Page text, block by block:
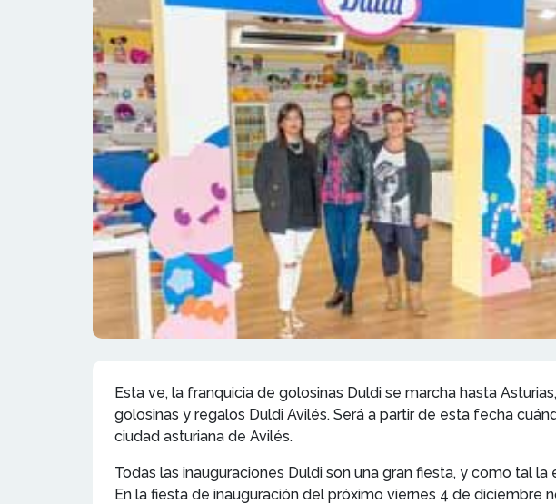
Esta ve, la franquicia de golosinas Duldi se marcha hasta
golosinas y regalos Duldi Avilés. Será a partir de esta fecha
ciudad asturiana de Avilés.
Todas las inauguraciones Duldi son una gran fiesta, y como tal
En la fiesta de inauguración del próximo viernes 4 de